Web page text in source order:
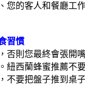
您的客人和餐廳工
習慣
否則您最終會張開
紐西蘭蜂蜜推薦不
不要把盤子推到桌